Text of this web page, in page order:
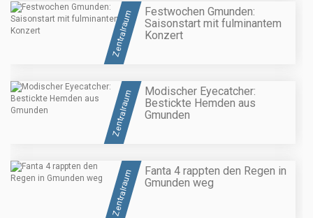
Zentralraum
Festwochen Gmunden:
Saisonstart mit fulminantem
Konzert
Zentralraum
Modischer Eyecatcher:
Bestickte Hemden aus
Gmunden
Zentralraum
Fanta 4 rappten den Regen in
Gmunden weg